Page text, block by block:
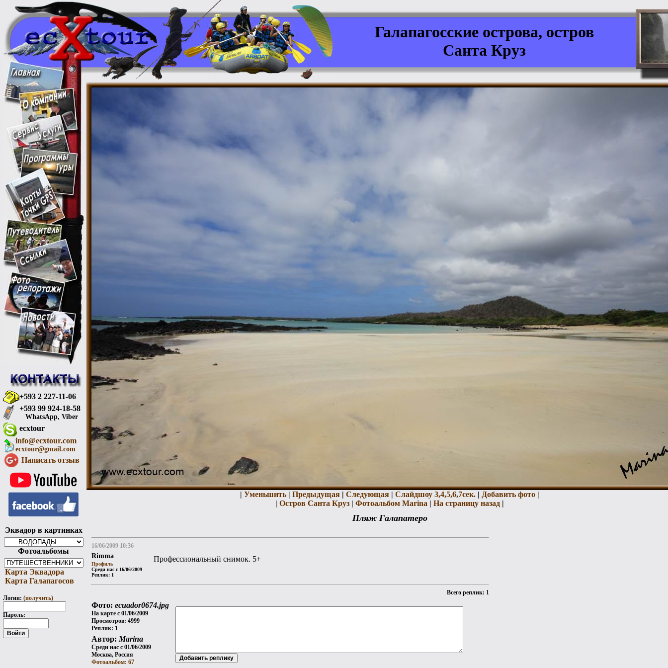
+593 2 227-11-06
+593 99 924-18-58
WhatsApp, Viber
ecxtour
info@ecxtour.com
ecxtour@gmail.com
Написать отзыв
Эквадор в картинках
Фотоальбомы
Карта Эквадора
Карта Галапагосов
Логин: (получить)
Пароль:
Галапагосские острова, остров
Санта Круз
| Уменьшить | Предыдущая | Следующая | Слайдшоу 3,4,5,6,7сек. | Добавить фото |
| Остров Санта Круз | Фотоальбом Marina | На страницу назад |
Пляж Галапатеро
16/06/2009 10:36
Rimma
Профиль
Среди нас с 16/06/2009
Реплик: 1
Профессиональный снимок. 5+
Всего реплик: 1
Фото: ecuador0674.jpg
На карте с 01/06/2009
Просмотров: 4999
Реплик: 1
Автор: Marina
Среди нас с 01/06/2009
Москва, Россия
Фотоальбом: 67